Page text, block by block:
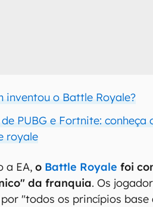
inventou o Battle Royale?
PUBG e Fortnite: conheça
royale
a EA,o Battle Royale foi
da franquia. Os
"todos os princípios base